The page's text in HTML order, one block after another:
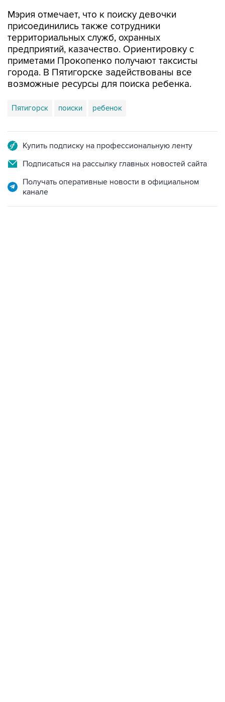
Мэрия отмечает, что к поиску девочки
присоединились также сотрудники
территориальных служб, охранных
предприятий, казачество. Ориентировку с
приметами Прокопенко получают таксисты
города. В Пятигорске задействованы все
возможные ресурсы для поиска ребенка.
Пятигорск поиски ребенок
Купить подписку на профессиональную ленту
Подписаться на рассылку главных новостей сайта
Получать оперативные новости в официальном
канале